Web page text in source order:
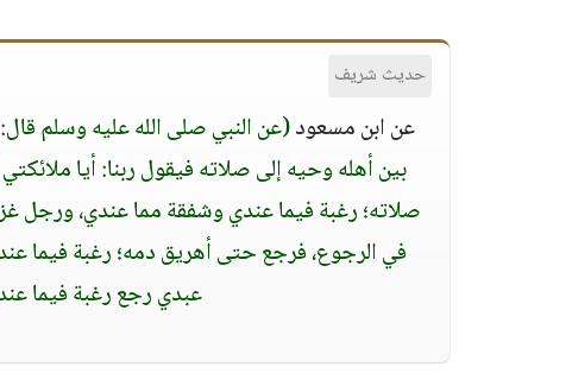
حديث شريف
عن ابن مسعود(عن النبي صلى الله عليه وسلم
بين أهله وحيه إلى صلاته فيقول ربنا: أيا
صلاته؛ رغبة فيما عندي وشفقة مما عندي، ورجل
في الرجوع، فرجع حتى أهريق دمه؛ رغبة فيما
عبدي رجع رغبة فيما